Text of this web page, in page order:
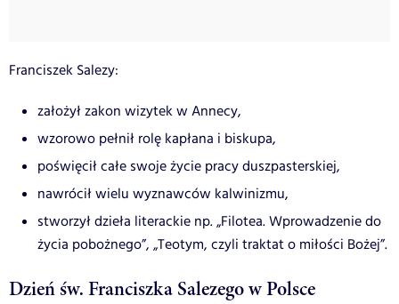
Franciszek Salezy:
założył zakon wizytek w Annecy,
wzorowo pełnił rolę kapłana i biskupa,
poświęcił całe swoje życie pracy duszpasterskiej,
nawrócił wielu wyznawców kalwinizmu,
stworzył dzieła literackie np. „Filotea. Wprowadzenie do
życia pobożnego”, „Teotym, czyli traktat o miłości Bożej”.
Dzień św. Franciszka Salezego w Polsce